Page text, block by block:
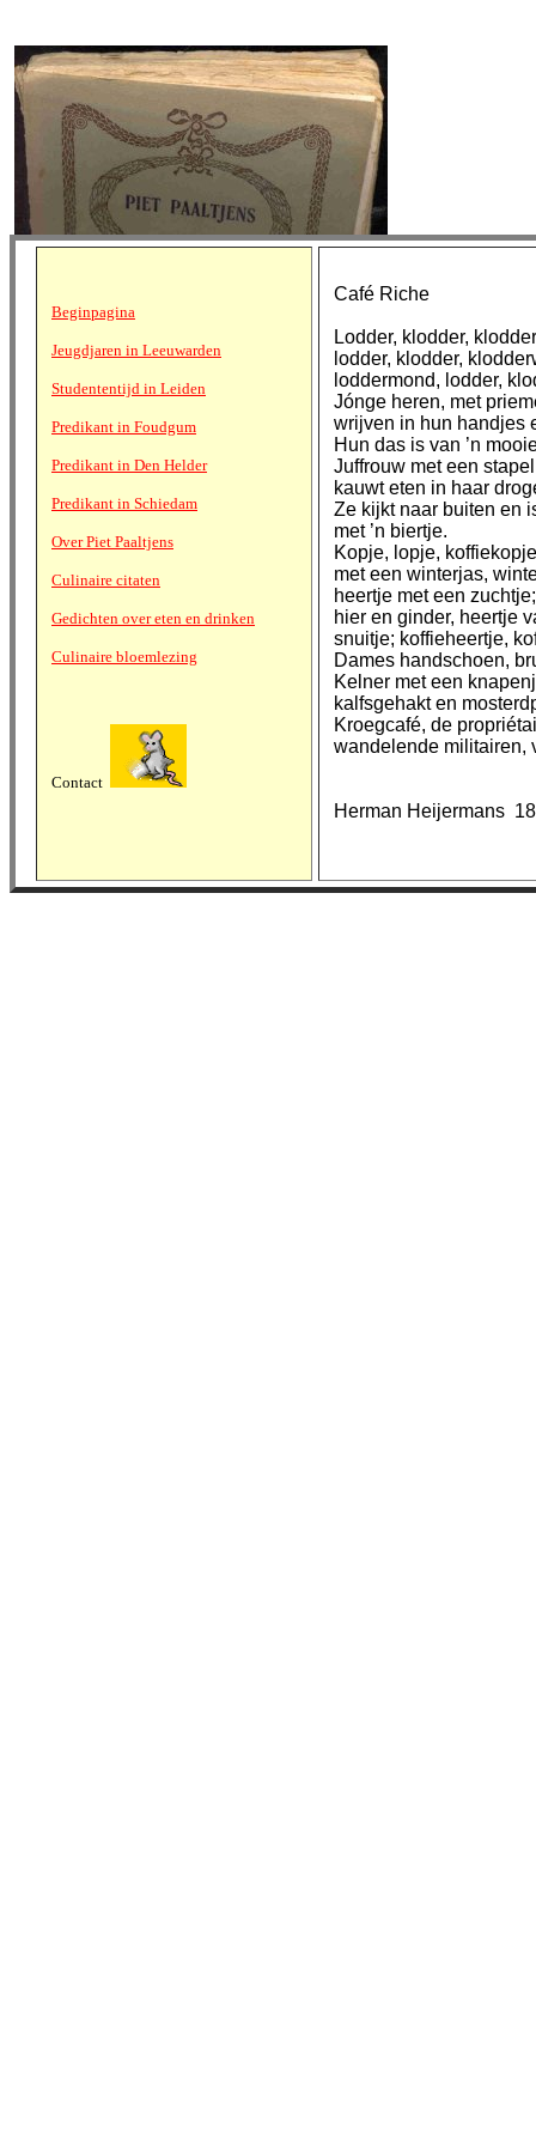
Beginpagina
Jeugdjaren in Leeuwarden
Studententijd in Leiden
Predikant in Foudgum
Predikant in Den Helder
Predikant in Schiedam
Over Piet Paaltjens
Culinaire citaten
Gedichten over eten en drinken
Culinaire bloemlezing
Contact
Café Riche
Lodder, klodder,
lodder, klodder,
loddermond, lodder,
Jónge heren, met
wrijven in hun handjes
Hun das is van ’n
Juffrouw met een
kauwt eten in haar
Ze kijkt naar buiten en
met ’n biertje.
Kopje, lopje,
met een winterjas,
heertje met een
hier en ginder, heertje
snuitje; koffieheertje,
Dames handschoen,
Kelner met een
kalfsgehakt en
Kroegcafé, de
wandelende militairen,
Herman Heijermans